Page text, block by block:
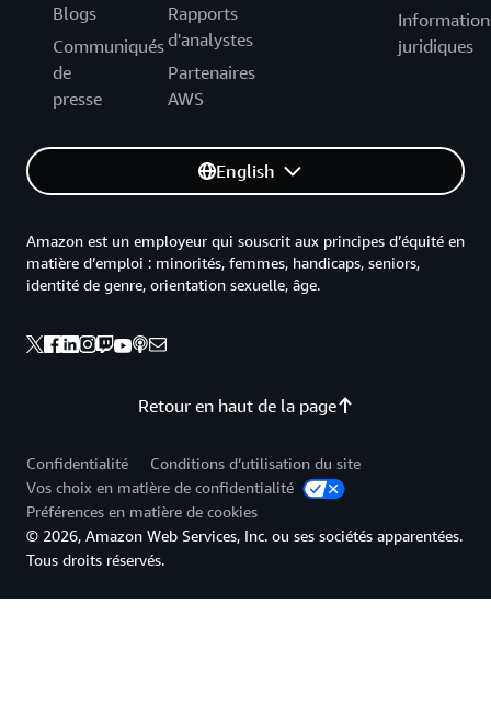
Blogs
Communiqués
de
presse
Rapports
d'analystes
Partenaires
AWS
juridiques
English
Retour en haut de la page
Amazon est un employeur qui souscrit aux principes d’équité en
matière d’emploi : minorités, femmes, handicaps, seniors,
identité de genre, orientation sexuelle, âge.
Confidentialité
Conditions d’utilisation du site
Vos choix en matière de confidentialité
Préférences en matière de cookies
© 2026, Amazon Web Services, Inc. ou ses sociétés apparentées.
Tous droits réservés.